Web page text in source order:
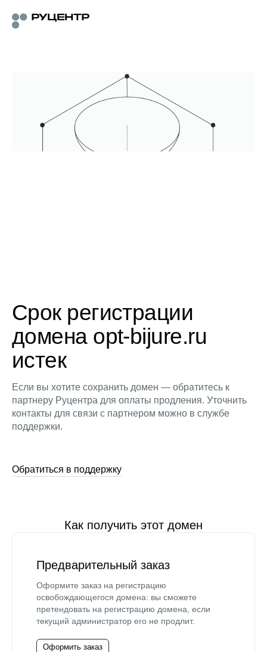
Срок регистрации
домена opt-bijure.ru
истек
Если вы хотите сохранить домен — обратитесь к
партнеру Руцентра для оплаты продления. Уточнить
контакты для связи с партнером можно в службе
поддержки.
Обратиться в поддержку
Как получить этот домен
Предварительный заказ
Оформите заказ на регистрацию
освобождающегося домена: вы сможете
претендовать на регистрацию домена, если
текущий администратор его не продлит.
Оформить заказ